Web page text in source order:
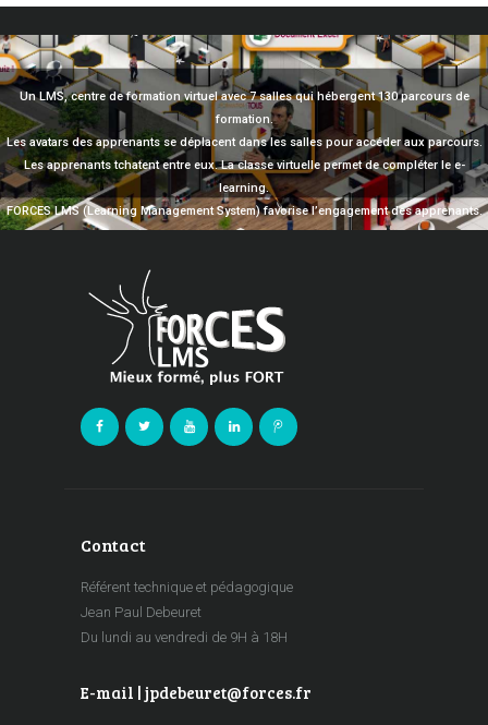
Un LMS, centre de formation virtuel avec 7 salles qui hébergent 130 parcours de
formation.
Les avatars des apprenants se déplacent dans les salles pour accéder aux parcours.
Les apprenants tchatent entre eux. La classe virtuelle permet de compléter le e-
learning.
FORCES LMS (Learning Management System) favorise l’engagement des apprenants.
Contact
Référent technique et pédagogique
Jean Paul Debeuret
Du lundi au vendredi de 9H à 18H
E-mail | jpdebeuret@forces.fr